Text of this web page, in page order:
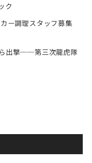
ク
ー調理スタッフ募集
出撃──第三次龍虎隊